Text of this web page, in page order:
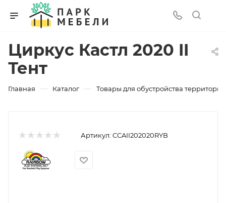
Циркус Кастл 2020 II
Тент
Главная — Каталог — Товары для обустройства территории
Артикул: CCAII202020RYB